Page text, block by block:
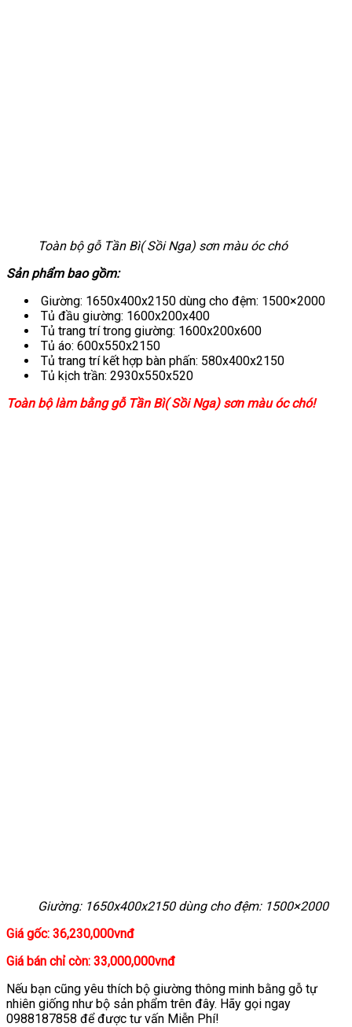
Toàn bộ gỗ Tần Bì( Sồi Nga) sơn màu óc chó
Sản phẩm bao gồm:
Giường: 1650x400x2150 dùng cho đệm: 1500×2000
Tủ đầu giường: 1600x200x400
Tủ trang trí trong giường: 1600x200x600
Tủ áo: 600x550x2150
Tủ trang trí kết hợp bàn phấn: 580x400x2150
Tủ kịch trần: 2930x550x520
Toàn bộ làm bằng gỗ Tần Bì( Sồi Nga) sơn màu óc chó!
Giường: 1650x400x2150 dùng cho đệm: 1500×2000
Giá gốc: 36,230,000vnđ
Giá bán chỉ còn: 33,000,000vnđ
Nếu bạn cũng yêu thích bộ giường thông minh bằng gỗ tự
nhiên giống như bộ sản phẩm trên đây. Hãy gọi ngay
0988187858 để được tư vấn Miễn Phí!